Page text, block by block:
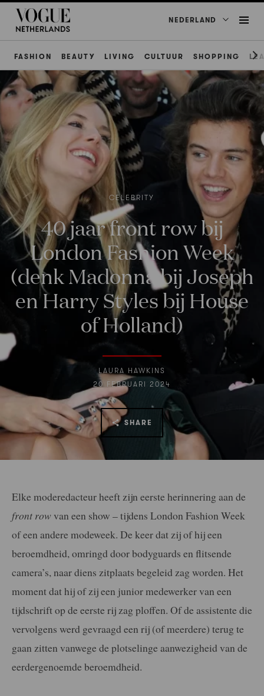
NEDERLAND
FASHION BEAUTY LIVING CULTUUR SHOPPING
CELEBRITY
40 jaar front row bij
London Fashion Week
(denk Madonna bij Joseph
en Harry Styles bij House
of Holland)
LAURA HAWKINS
20 FEBRUARI 2024
SHARE
Elke moderedacteur heeft zijn eerste herinnering aan de
front rowvan een show – tijdens London Fashion Week
of een andere modeweek. De keer dat zij of hij een
beroemdheid, omringd door bodyguards en flitsende
camera’s, naar diens zitplaats begeleid zag worden. Het
moment dat hij of zij een junior medewerker van een
tijdschrift op de eerste rij zag ploffen. Of de assistente die
vervolgens werd gevraagd een rij (of meerdere) terug te
gaan zitten vanwege de plotselinge aanwezigheid van de
eerdergenoemde beroemdheid.